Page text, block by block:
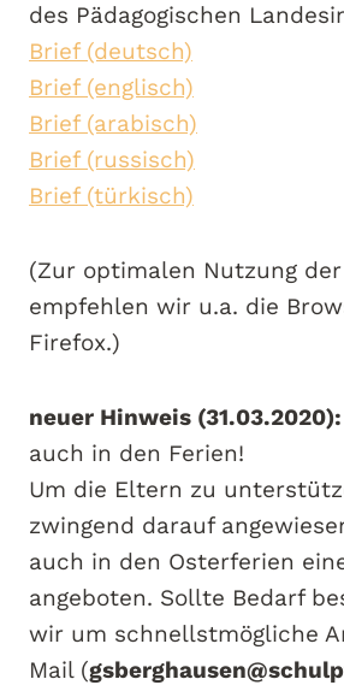
des Pädagogischen
Brief (deutsch)
Brief (englisch)
Brief (arabisch)
Brief (russisch)
Brief (türkisch)
(Zur optimalen Nutzung der
empfehlen wir u.a. die
Firefox.)
neuer Hinweis (31.03.2020):
auch in den Ferien!
Um die Eltern zu
zwingend darauf
auch in den Osterferien
angeboten. Sollte Bedarf
wir um schnellstmögliche
Mail (